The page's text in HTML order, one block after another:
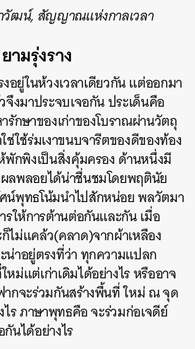
วัฒน์, สัญญาณแห่งกาลเวลา
ยามรุ่งราง
อยู่ในห้วงเวลาเดียวกัน แต่ออกมา
จึงมาประจบเจอกัน ประเด็นคือ
รักษาของเก่าของโบราณผ่านวัตถุ
ใช้ร่มเงาขนบจารีตของดีของท้อง
พักพิงเป็นสิ่งคุ้มครอง ด้านหนึ่งมี
ลพลอยได้น่าชื่นชมโดยพฤตินัย
น์พุทธโน้มนำไปสักหน่อย พลวัตมา
รให้การต้านต่อกันและกัน เมื่อ
ม่แคล้ว(คลาด)จากผ้าเหลือง
น่าอยู่ตรงที่ว่า ทุกความแปลก
ม่แต่เก่าเดิมได้อย่างไร หรืออาจ
ากจะร่วมกันสร้างพื้นที่ ใหม่ ณ จุด
ร ภาษาพุทธคือ จะร่วมก่อเจดีย์
นได้อย่างไร